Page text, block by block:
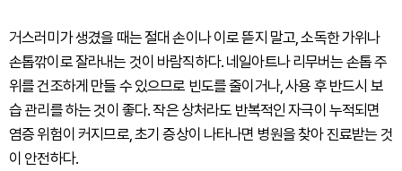
거스러미가 생겼을 때는 절대 손이나 이로 뜯지 말고, 소독한 가위나
손톱깎이로 잘라내는 것이 바람직하다. 네일아트나 리무버는 손톱 주
위를 건조하게 만들 수 있으므로 빈도를 줄이거나, 사용 후 반드시 보
습 관리를 하는 것이 좋다. 작은 상처라도 반복적인 자극이 누적되면
염증 위험이 커지므로, 초기 증상이 나타나면 병원을 찾아 진료받는 것
이 안전하다.